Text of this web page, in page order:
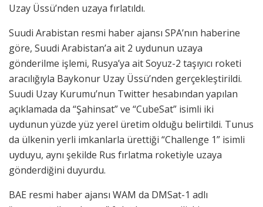
Uzay Üssü’nden uzaya fırlatıldı.
Suudi Arabistan resmi haber ajansı SPA’nın haberine
göre, Suudi Arabistan’a ait 2 uydunun uzaya
gönderilme işlemi, Rusya’ya ait Soyuz-2 taşıyıcı roketi
aracılığıyla Baykonur Uzay Üssü’nden gerçekleştirildi.
Suudi Uzay Kurumu’nun Twitter hesabından yapılan
açıklamada da “Şahinsat” ve “CubeSat” isimli iki
uydunun yüzde yüz yerel üretim olduğu belirtildi. Tunus
da ülkenin yerli imkanlarla ürettiği “Challenge 1” isimli
uyduyu, aynı şekilde Rus fırlatma roketiyle uzaya
gönderdiğini duyurdu.
BAE resmi haber ajansı WAM da DMSat-1 adlı